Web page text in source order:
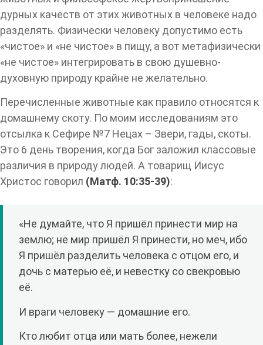
дурных качеств от этих животных в человеке надо
разделять. Физически человеку допустимо есть
«чистое» и «не чистое» в пищу, а вот метафизически
«не чистое» интегрировать в свою душевно-
духовную природу крайне не желательно.
Перечисленные животные как правило относятся к
домашнему скоту. По моим исследованиям это
отсылка к Сефире №7 Нецах – Звери, гады, скоты.
Это 6 день творения, когда Бог заложил классовые
различия в природу людей. А товарищ Иисус
Христос говорил (Матф. 10:35-39):
«Не думайте, что Я пришёл принести мир на
землю; не мир пришёл Я принести, но меч, ибо
Я пришёл разделить человека с отцом его, и
дочь с матерью её, и невестку со свекровью
её.
И враги человеку — домашние его.
Кто любит отца или мать более, нежели